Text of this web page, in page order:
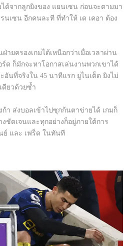
ได้จากลูกยิงของ แยนเซน ก่อนจะตามมา
นเซน อีกคนละที ที่ทำให้ เด เคอา ต้อง
ายครองเกมได้เหนือกว่าเมื่อเวลาผ่าน
ด ก็มักจะหาโอกาสเล่นงานพวกเขาได้
อันที่จริงใน 45 นาทีแรก ยูไนเต็ด ยิงไม่
ดียวด้วยซ้ำ
ก้า ส่งบอลเข้าไปซุกก้นตาข่ายได้ เกมก็
ชัดเจนและทุกอย่างก็อยู่ภายใต้การ
ย์ และ เฟร็ด ในทันที